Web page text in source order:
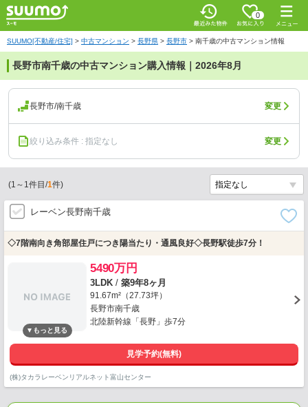
0
SUUMO[不動産/住宅] > 中古マンション > 長野県 > 長野市 > 南千歳の中古マンション情報
長野市南千歳の中古マンション購入情報｜2026年8月
長野市/南千歳 変更
絞り込み条件 : 指定なし 変更
(1 ～ 1件目/1件)
レーベン長野南千歳
◇7階南向き角部屋住戸につき陽当たり・通風良好◇長野駅徒歩7分！
5490万円
3LDK / 築9年8ヶ月
91.67m²（27.73坪）
長野市南千歳
北陸新幹線「長野」歩7分
見学予約(無料)
(株)タカラレーベンリアルネット富山センター